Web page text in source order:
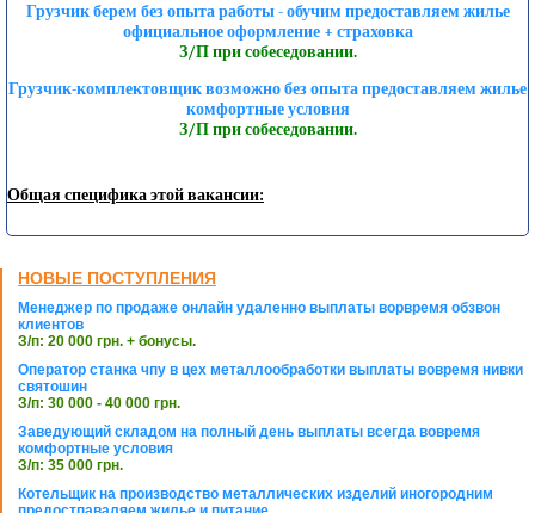
Грузчик берем без опыта работы - обучим предоставляем жилье
официальное оформление + страховка
З/П при собеседовании.
Грузчик-комплектовщик возможно без опыта предоставляем жилье
комфортные условия
З/П при собеседовании.
Общая специфика этой вакансии:
НОВЫЕ ПОСТУПЛЕНИЯ
Менеджер по продаже онлайн удаленно выплаты ворвремя обзвон
клиентов
З/п: 20 000 грн. + бонусы.
Оператор станка чпу в цех металлообработки выплаты вовремя нивки
святошин
З/п: 30 000 - 40 000 грн.
Заведующий складом на полный день выплаты всегда вовремя
комфортные условия
З/п: 35 000 грн.
Котельщик на производство металлических изделий иногородним